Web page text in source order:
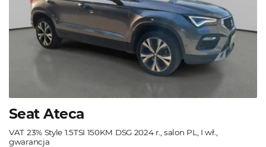
Seat Ateca
VAT 23% Style 1.5TSI 150KM DSG 2024 r., salon PL, I wł.,
gwarancja